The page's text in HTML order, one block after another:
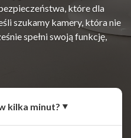
które dla
szukamy kamery, która nie
spełni swoją funkcję,
kilka minut?